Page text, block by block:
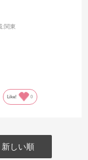
:関東
Like! 0
しい順